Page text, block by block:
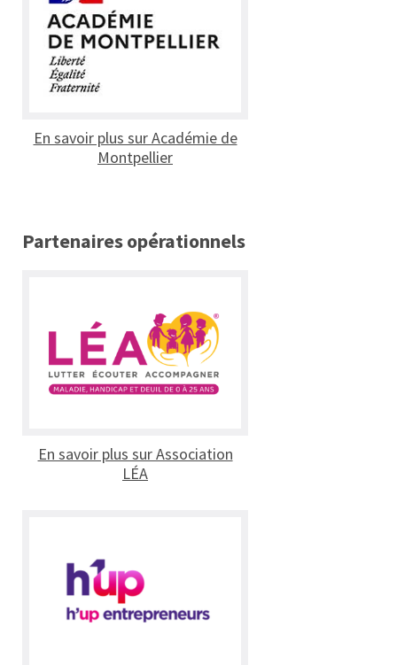
En savoir plus sur Académie de
Montpellier
Partenaires opérationnels
En savoir plus sur Association
LÉA